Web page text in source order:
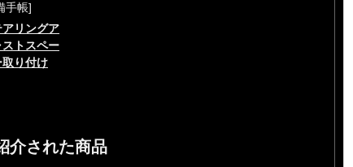
手帳]
アリングア
ストスペー
取り付け
介された商品